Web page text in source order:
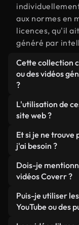
aux normes en
licences, qu'il
généré par
Cette collection
ou des vidéos
?
Les deux. Il
composée de
générées par
identifiée afin
vous utilisez.
L'utilisation de
site web ?
Sauf si vous
Nous
ils conservent
minimisant les
améliorant des
Et si je ne trouve
j'ai besoin ?
Vous pouvez en
Coverr AI
Studio générera
personnalisée
Dois-je
vidéos Coverr ?
Aucune
de notre
Puis-je utiliser
YouTube ou des
Oui. Toutes les